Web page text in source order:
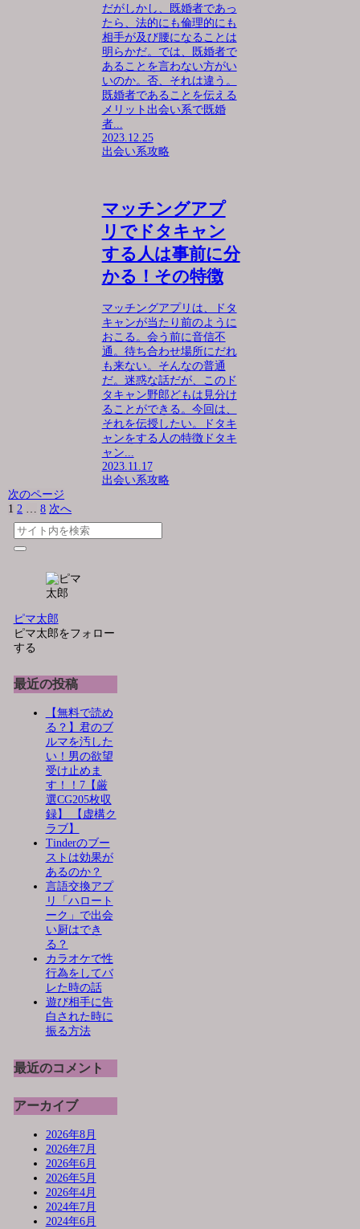
だがしかし、既婚者であっ
たら、法的にも倫理的にも
相手が及び腰になることは
明らかだ。では、既婚者で
あることを言わない方がい
いのか。否、それは違う。
既婚者であることを伝える
メリット出会い系で既婚
者...
2023.12.25
出会い系攻略
マッチングアプ
リでドタキャン
する人は事前に分
かる！その特徴
マッチングアプリは、ドタ
キャンが当たり前のように
おこる。会う前に音信不
通。待ち合わせ場所にだれ
も来ない。そんなの普通
だ。迷惑な話だが、このド
タキャン野郎どもは見分け
ることができる。今回は、
それを伝授したい。ドタキ
ャンをする人の特徴ドタキ
ャン...
2023.11.17
出会い系攻略
次のページ
1 2 … 8 次へ
ピマ太郎
ピマ太郎をフォロー
する
最近の投稿
【無料で読め
る？】君のブ
ルマを汚した
い！男の欲望
受け止めま
す！！7【厳
選CG205枚収
録】 【虚構ク
ラブ】
Tinderのブー
ストは効果が
あるのか？
言語交換アプ
リ「ハロート
ーク」で出会
い厨はでき
る？
カラオケで性
行為をしてバ
レた時の話
遊び相手に告
白された時に
振る方法
最近のコメント
アーカイブ
2026年8月
2026年7月
2026年6月
2026年5月
2026年4月
2024年7月
2024年6月